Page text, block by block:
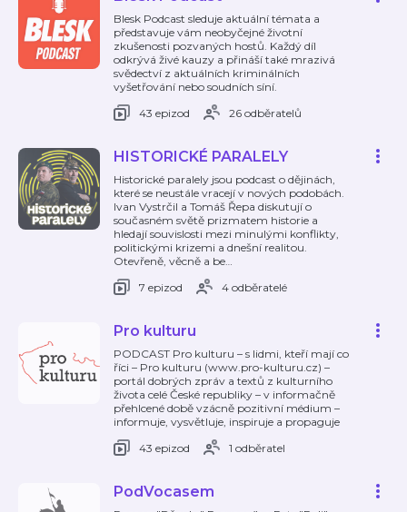
Blesk Podcast sleduje aktuální témata a
představuje vám neobyčejné životní
zkušenosti pozvaných hostů. Každý díl
odkrývá živé kauzy a přináší také mrazivá
svědectví z aktuálních kriminálních
vyšetřování nebo soudních síní.
43 epizod
26 odběratelů
HISTORICKÉ PARALELY
Historické paralely jsou podcast o dějinách,
které se neustále vracejí v nových podobách.
Ivan Vystrčil a Tomáš Řepa diskutují o
současném světě prizmatem historie a
hledají souvislosti mezi minulými konflikty,
politickými krizemi a dnešní realitou.
Otevřeně, věcně a be…
7 epizod
4 odběratelé
Pro kulturu
PODCAST Pro kulturu – s lidmi, kteří mají co
říci – Pro kulturu (www.pro-kulturu.cz) –
portál dobrých zpráv a textů z kulturního
života celé České republiky – v informačně
přehlcené době vzácně pozitivní médium –
informuje, vysvětluje, inspiruje a propaguje
43 epizod
1 odběratel
PodVocasem